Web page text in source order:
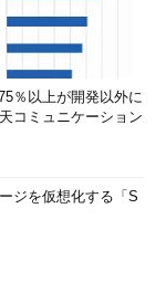
％以上が開発以外に
コミュニケーション
ジを仮想化する「S